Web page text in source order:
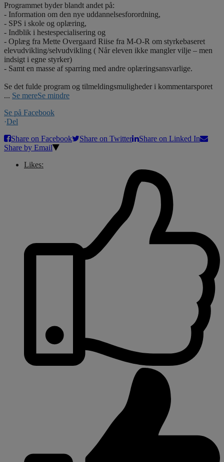
Programmet byder blandt andet på:
- Information om den nye uddannelsesforordning,
- SPS i skole og oplæring,
- Indblik i hestespecialisering og
- Oplæg fra Mette Overgaard Riise fra M-O-R om styrkebaseret
elevudvikling/selvudvikling ( Når eleven ikke mangler vilje – men
indsigt i egne styrker)
- Samt en masse af sparring med andre oplæringsansvarlige.
Se det fulde program og tilmeldingsmuligheder i kommentarsporet
... Se mereSe mindre
Se på Facebook
·Del
Share on Facebook
Share on Twitter
Share on Linked In
Share by Email
Likes: